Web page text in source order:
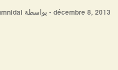
décembre 8, 2013 • بواسطة oumnidal